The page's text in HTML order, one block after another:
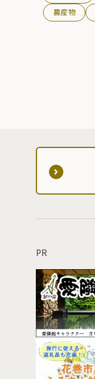
農産物
PR